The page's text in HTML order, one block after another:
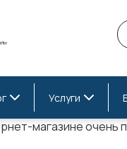
Услуги
магазине очень